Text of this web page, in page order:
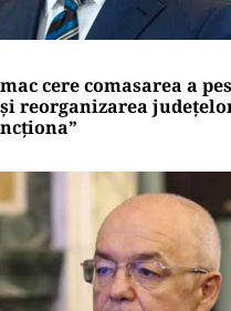
cere comasarea a
reorganizarea